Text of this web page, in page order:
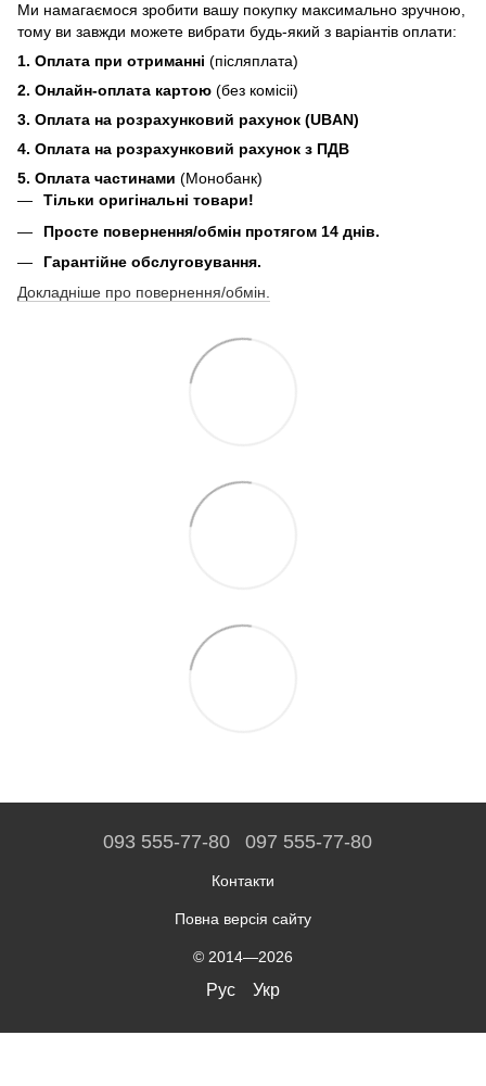
Ми намагаємося зробити вашу покупку максимально зручною,
тому ви завжди можете вибрати будь-який з варіантів оплати:
1. Оплата при отриманні (післяплата)
2. Онлайн-оплата картою (без комісіі)
3. Оплата на розрахунковий рахунок (UBAN)
4. Оплата на розрахунковий рахунок з ПДВ
5. Оплата частинами (Монобанк)
Тільки оригінальні товари!
Просте повернення/обмін протягом 14 днів.
Гарантійне обслуговування.
Докладніше про повернення/обмін.
093 555-77-80 097 555-77-80
Контакти
Повна версія сайту
© 2014—2026
Рус Укр